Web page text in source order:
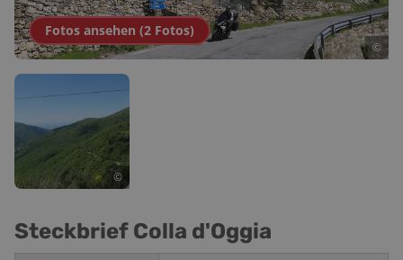
©
Fotos ansehen (2 Fotos)
©
Steckbrief Colla d'Oggia